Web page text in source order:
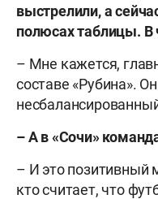
выстрелили, а
полюсах таблицы. В
– Мне кажется,
составе «Рубина».
– А в «Сочи»
– И это позитивный
кто считает, что